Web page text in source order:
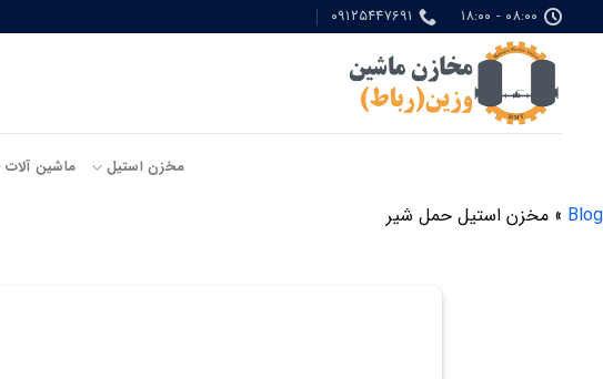
to
content
۰۸:۰۰ - ۱۸:۰۰ ۰۹۱۲۵۴۴۷۶۹۱
مخزن استیل ماشین آلات
Blog
» مخزن استیل حمل شیر